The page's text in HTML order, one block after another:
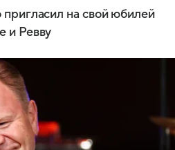
пригласил на свой юбилей
и Ревву